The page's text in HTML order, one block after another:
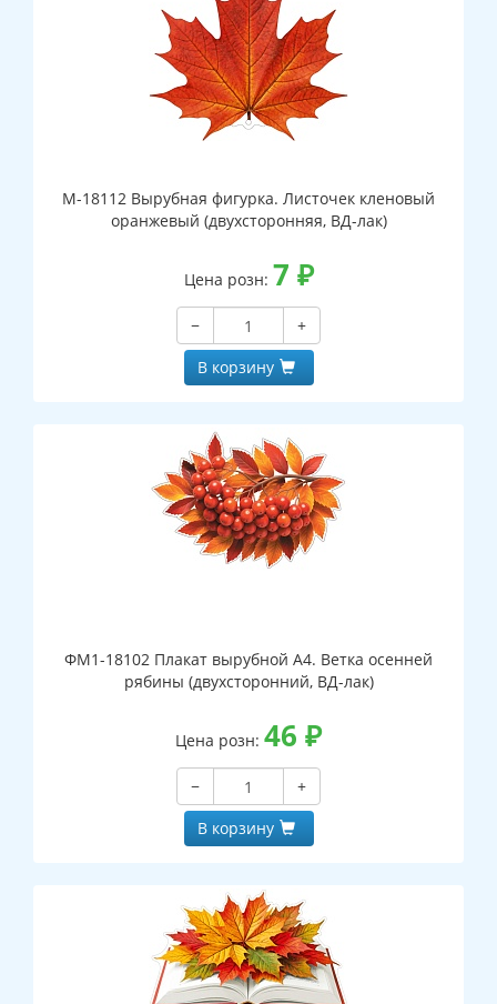
М-18112 Вырубная фигурка. Листочек кленовый
оранжевый (двухсторонняя, ВД-лак)
Цена розн: 7 ₽
−
+
В корзину
ФМ1-18102 Плакат вырубной А4. Ветка осенней
рябины (двухсторонний, ВД-лак)
Цена розн: 46 ₽
−
+
В корзину